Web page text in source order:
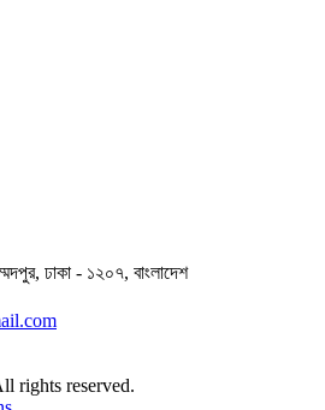
ঢাকা - ১২০৭, বাংলাদেশ
rights reserved.